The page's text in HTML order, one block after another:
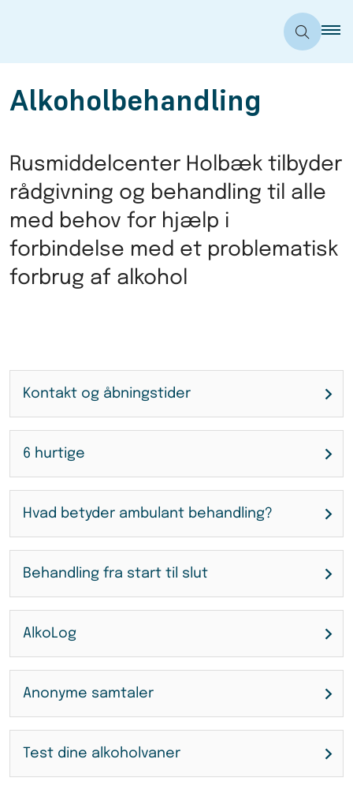
Alkoholbehandling
Rusmiddelcenter Holbæk tilbyder
rådgivning og behandling til alle
med behov for hjælp i
forbindelse med et problematisk
forbrug af alkohol
Kontakt og åbningstider
6 hurtige
Hvad betyder ambulant behandling?
Behandling fra start til slut
AlkoLog
Anonyme samtaler
Test dine alkoholvaner